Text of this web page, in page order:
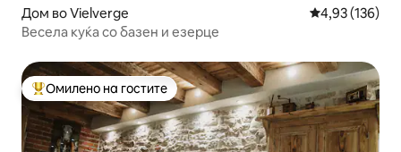
Дом во Vielverge Просечна
4,93 (136)
Весела куќа со базен и езерце
Меѓу најуспешните „Омилени на гостите“
Омилено на гостите